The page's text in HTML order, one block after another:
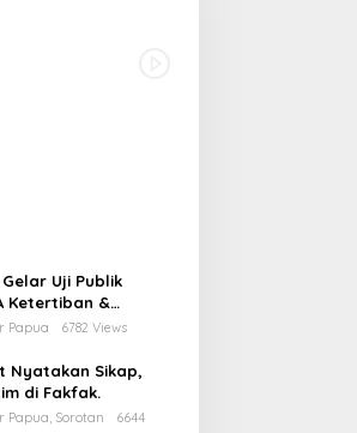
Gelar Uji Publik
Ketertiban &
Perlindungan
Papua 6782 Views
Nyatakan Sikap,
di Fakfak.
Papua, Sorotan
6644